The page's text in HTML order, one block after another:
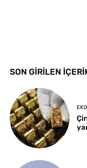
SON GİRİLEN